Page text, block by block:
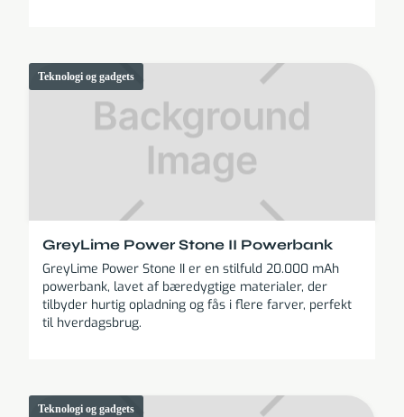
GreyLime Power Stone II Powerbank
GreyLime Power Stone II er en stilfuld 20.000 mAh
powerbank, lavet af bæredygtige materialer, der
tilbyder hurtig opladning og fås i flere farver, perfekt
til hverdagsbrug.
Teknologi og gadgets
Teknologi og gadgets